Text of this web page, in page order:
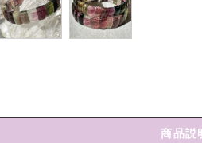
商品説